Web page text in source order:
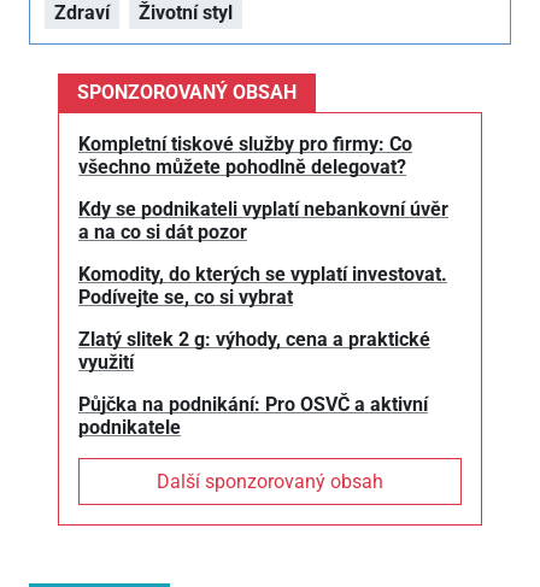
Zdraví Životní styl
SPONZOROVANÝ OBSAH
Kompletní tiskové služby pro firmy: Co
všechno můžete pohodlně delegovat?
Kdy se podnikateli vyplatí nebankovní úvěr
a na co si dát pozor
Komodity, do kterých se vyplatí investovat.
Podívejte se, co si vybrat
Zlatý slitek 2 g: výhody, cena a praktické
využití
Půjčka na podnikání: Pro OSVČ a aktivní
podnikatele
Další sponzorovaný obsah